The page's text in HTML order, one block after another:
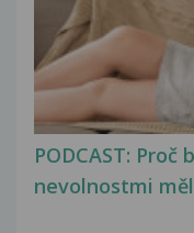
PODCAST:
nevolnostmi